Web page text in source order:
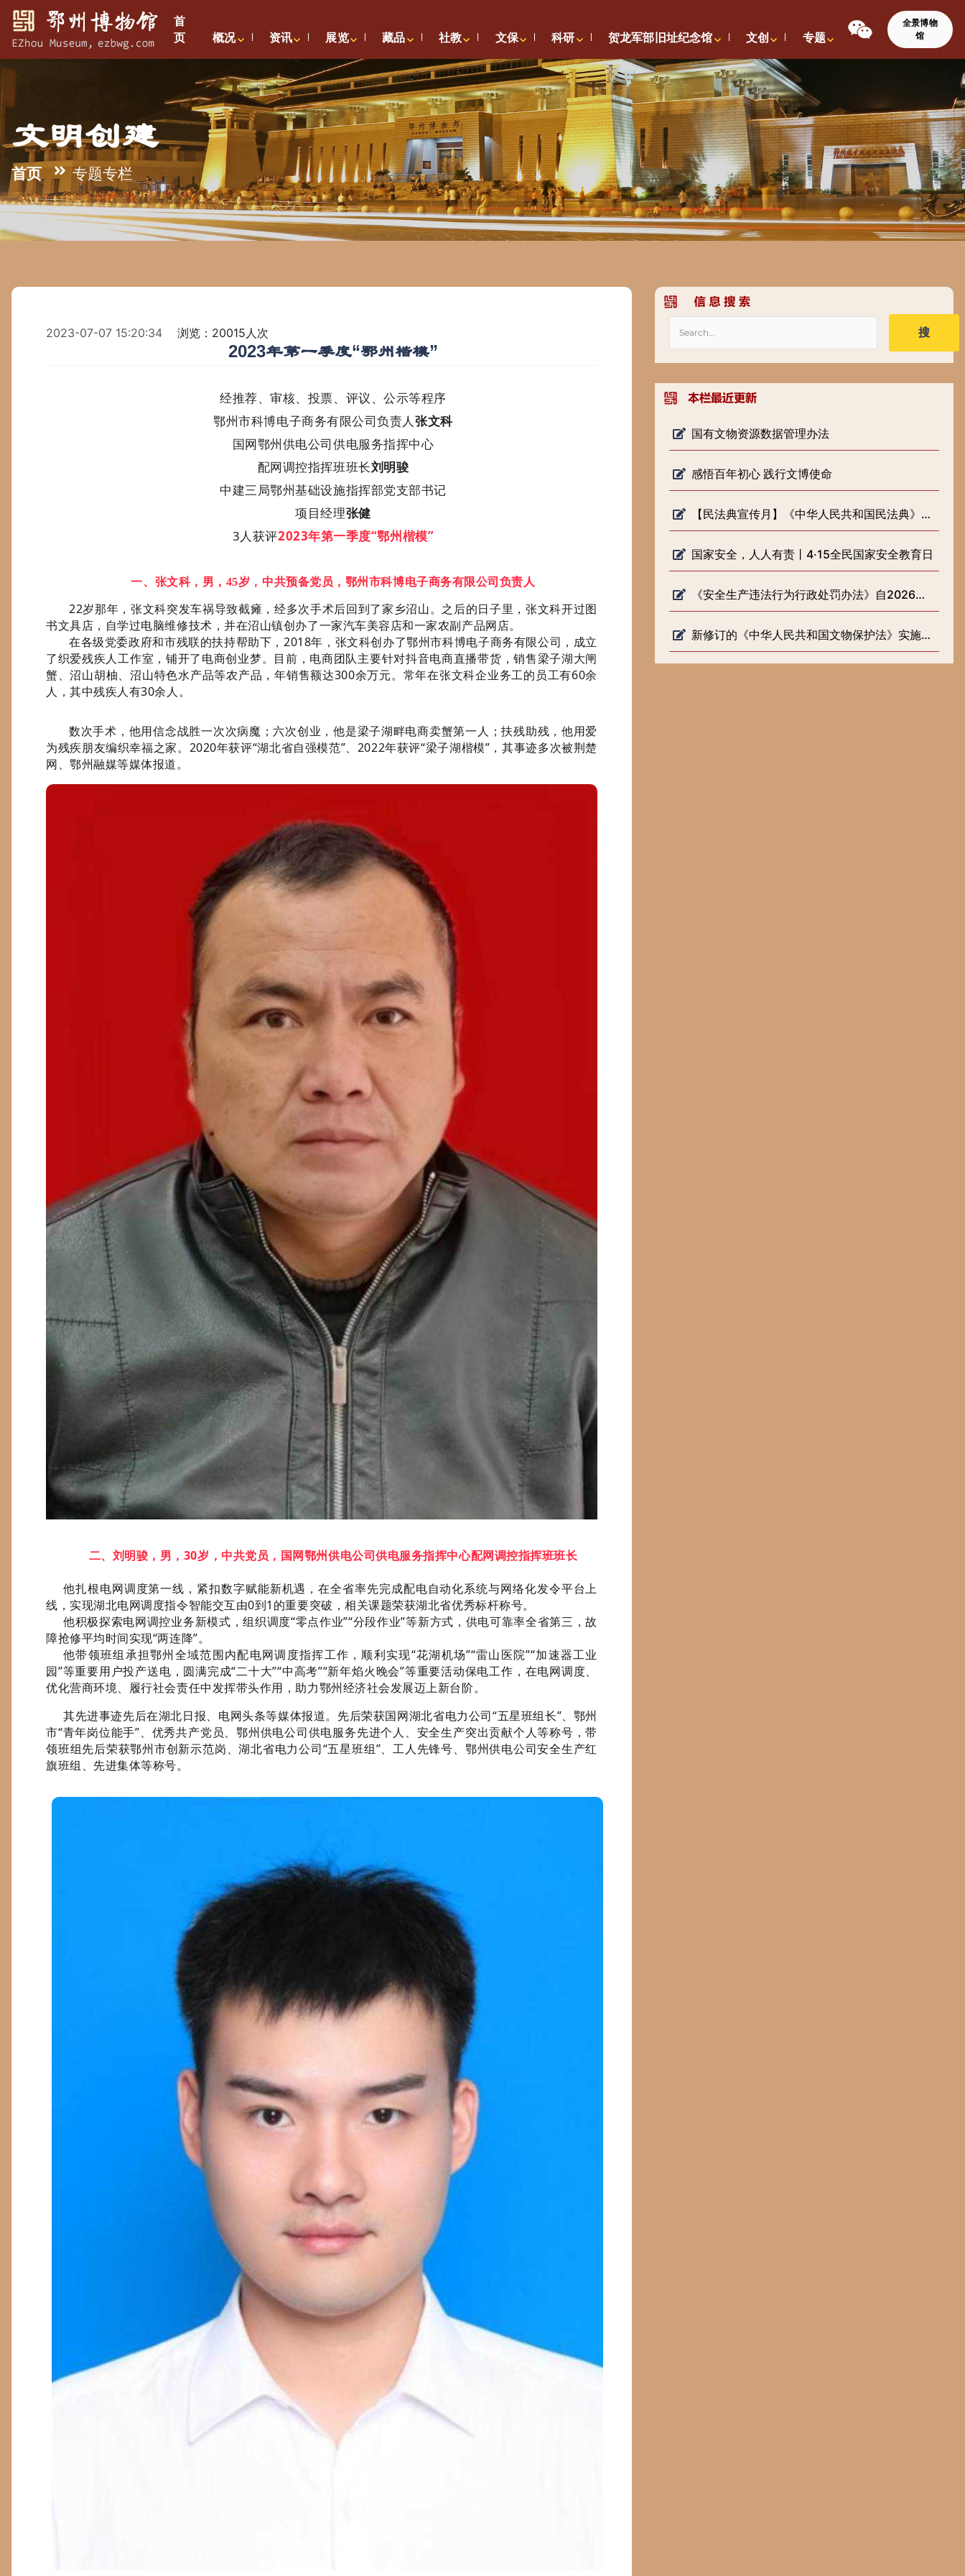
首
页
概况 资讯 展览 藏品 社教 文保 科研 贺龙军部旧址纪念馆 文创 专题
全景博物
馆
文明创建
首页 专题专栏
2023-07-07 15:20:34 浏览：20015人次
2023年第一季度“鄂州楷模”
经推荐、审核、投票、评议、公示等程序
鄂州市科博电子商务有限公司负责人张文科
国网鄂州供电公司供电服务指挥中心
配网调控指挥班班长刘明骏
中建三局鄂州基础设施指挥部党支部书记
项目经理张健
3人获评2023年第一季度“鄂州楷模”
一、张文科，男，45岁，中共预备党员，鄂州市科博电子商务有限公司负责人
22岁那年，张文科突发车祸导致截瘫，经多次手术后回到了家乡沼山。之后的日子里，张文科开过图
书文具店，自学过电脑维修技术，并在沼山镇创办了一家汽车美容店和一家农副产品网店。
在各级党委政府和市残联的扶持帮助下，2018年，张文科创办了鄂州市科博电子商务有限公司，成立
了织爱残疾人工作室，铺开了电商创业梦。目前，电商团队主要针对抖音电商直播带货，销售梁子湖大闸
蟹、沼山胡柚、沼山特色水产品等农产品，年销售额达300余万元。常年在张文科企业务工的员工有60余
人，其中残疾人有30余人。
数次手术，他用信念战胜一次次病魔；六次创业，他是梁子湖畔电商卖蟹第一人；扶残助残，他用爱
为残疾朋友编织幸福之家。2020年获评“湖北省自强模范”、2022年获评“梁子湖楷模”，其事迹多次被荆楚
网、鄂州融媒等媒体报道。
二、刘明骏，男，30岁，中共党员，国网鄂州供电公司供电服务指挥中心配网调控指挥班班长
他扎根电网调度第一线，紧扣数字赋能新机遇，在全省率先完成配电自动化系统与网络化发令平台上
线，实现湖北电网调度指令智能交互由0到1的重要突破，相关课题荣获湖北省优秀标杆称号。
他积极探索电网调控业务新模式，组织调度“零点作业”“分段作业”等新方式，供电可靠率全省第三，故
障抢修平均时间实现“两连降”。
他带领班组承担鄂州全域范围内配电网调度指挥工作，顺利实现“花湖机场”“雷山医院”“加速器工业
园”等重要用户投产送电，圆满完成“二十大”“中高考”“新年焰火晚会”等重要活动保电工作，在电网调度、
优化营商环境、履行社会责任中发挥带头作用，助力鄂州经济社会发展迈上新台阶。
其先进事迹先后在湖北日报、电网头条等媒体报道。先后荣获国网湖北省电力公司“五星班组长”、鄂州
市“青年岗位能手”、优秀共产党员、鄂州供电公司供电服务先进个人、安全生产突出贡献个人等称号，带
领班组先后荣获鄂州市创新示范岗、湖北省电力公司“五星班组”、工人先锋号、鄂州供电公司安全生产红
旗班组、先进集体等称号。
搜
国有文物资源数据管理办法
感悟百年初心 践行文博使命
【民法典宣传月】《中华人民共和国民法典》知识普及
国家安全，人人有责丨4·15全民国家安全教育日
《安全生产违法行为行政处罚办法》自2026年2月1日起施行
新修订的《中华人民共和国文物保护法》实施一周年